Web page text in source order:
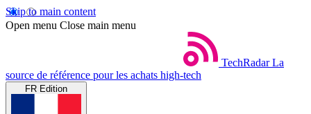
Skip to main content
Open menu Close main menu
TechRadar La
source de référence pour les achats high-tech
FR Edition